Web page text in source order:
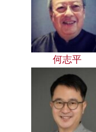
何志平